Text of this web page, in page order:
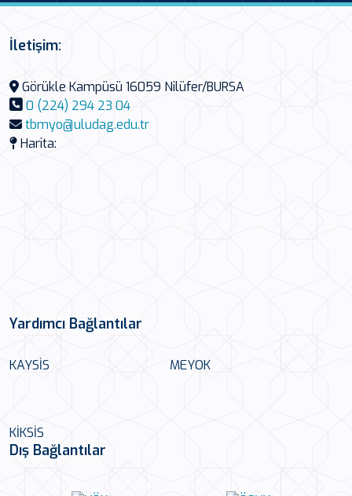
İletişim:
Görükle Kampüsü 16059 Nilüfer/BURSA
0 (224) 294 23 04
tbmyo@uludag.edu.tr
Harita:
Yardımcı Bağlantılar
KAYSİS MEYOK
KİKSİS
Dış Bağlantılar